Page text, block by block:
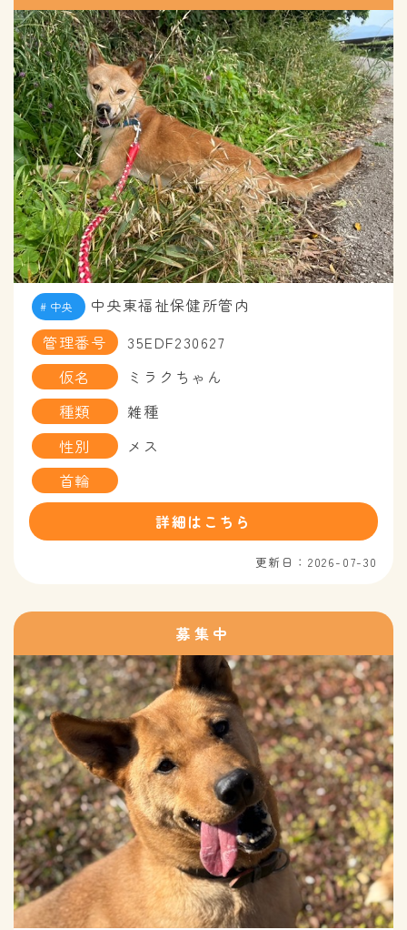
中央
中央東福祉保健所管内
管理番号
35EDF230627
仮名
ミラクちゃん
種類
雑種
性別
メス
首輪
詳細はこちら
更新日：2026-07-30
募集中